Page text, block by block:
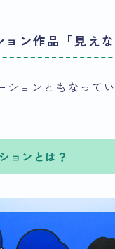
ン作品「見えな
ションともなって
ョンとは？